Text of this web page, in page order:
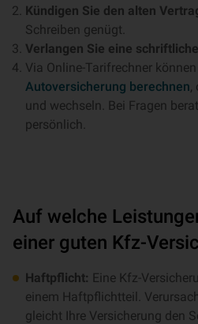
Kündigen Sie den alten
Schreiben genügt.
Verlangen Sie eine
Via Online-Tarifrechner
Autoversicherung berechnen,
und wechseln. Bei Fragen
persönlich.
Auf welche
einer guten Kfz-
Haftpflicht: Eine Kfz-
einem Haftpflichtteil.
gleicht Ihre Versicherung den